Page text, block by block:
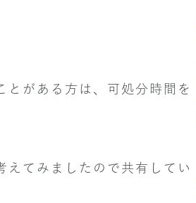
とがある方は、可処分時間を
えてみましたので共有してい